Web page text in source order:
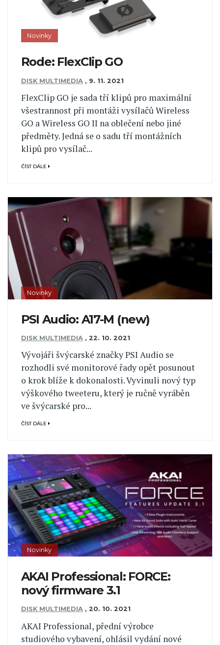
Novinky
Rode: FlexClip GO
DISK MULTIMEDIA , 9. 11. 2021
FlexClip GO je sada tří klipů pro maximální
všestrannost při montáži vysílačů Wireless
GO a Wireless GO II na oblečení nebo jiné
předměty. Jedná se o sadu tří montážních
klipů pro vysílač...
ČÍST DÁLE
Novinky
PSI Audio: A17-M (new)
DISK MULTIMEDIA , 22. 10. 2021
Vývojáři švýcarské značky PSI Audio se
rozhodli své monitorové řady opět posunout
o krok blíže k dokonalosti. Vyvinuli nový typ
výškového tweeteru, který je ručně vyráběn
ve švýcarské pro...
ČÍST DÁLE
Novinky
AKAI Professional: FORCE:
nový firmware 3.1
DISK MULTIMEDIA , 20. 10. 2021
AKAI Professional, přední výrobce
studiového vybavení, ohlásil vydání nové